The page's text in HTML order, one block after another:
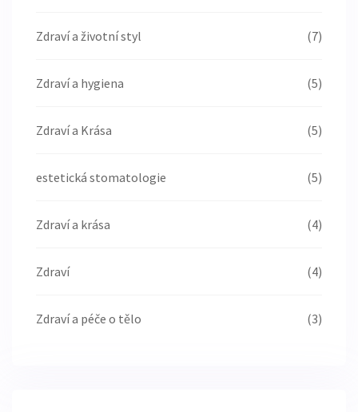
Zdraví a životní styl (7)
Zdraví a hygiena (5)
Zdraví a Krása (5)
estetická stomatologie (5)
Zdraví a krása (4)
Zdraví (4)
Zdraví a péče o tělo (3)